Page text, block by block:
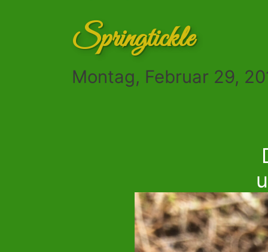
Springtickle
Montag, Februar 29,